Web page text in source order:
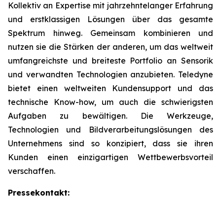
Kollektiv an Expertise mit jahrzehntelanger Erfahrung
und erstklassigen Lösungen über das gesamte
Spektrum hinweg. Gemeinsam kombinieren und
nutzen sie die Stärken der anderen, um das weltweit
umfangreichste und breiteste Portfolio an Sensorik
und verwandten Technologien anzubieten. Teledyne
bietet einen weltweiten Kundensupport und das
technische Know-how, um auch die schwierigsten
Aufgaben zu bewältigen. Die Werkzeuge,
Technologien und Bildverarbeitungslösungen des
Unternehmens sind so konzipiert, dass sie ihren
Kunden einen einzigartigen Wettbewerbsvorteil
verschaffen.
Pressekontakt: